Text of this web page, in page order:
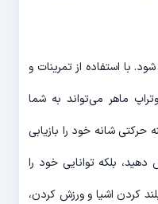
با استفاده از تمرینات و
ماهر می‌تواند به شما
شانه خود را بازیابی
دهید، بلکه توانایی خود را
کردن اشیا و ورزش کردن،